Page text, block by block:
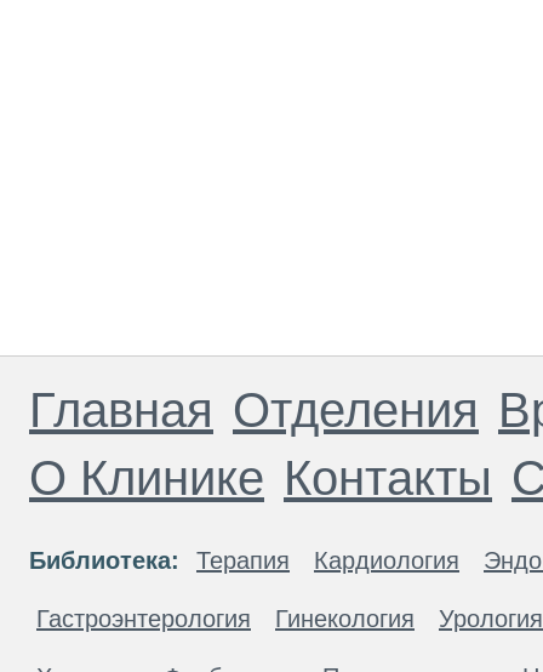
Главная Отделения
О Клинике Контакты
Библиотека: Терапия Кардиология
Гастроэнтерология Гинекология Урология